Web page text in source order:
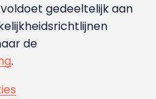
gedeeltelijk aan
de
.